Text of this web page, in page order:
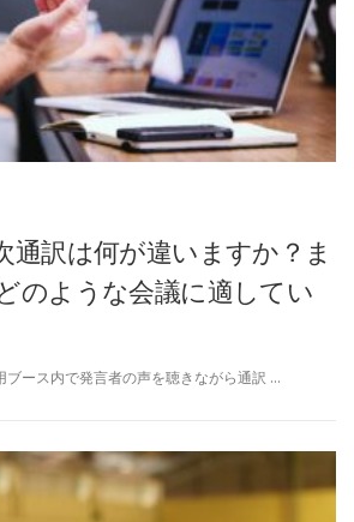
通訳は何が違いますか？ま
のような会議に適してい
ブース内で発言者の声を聴きながら通訳 …